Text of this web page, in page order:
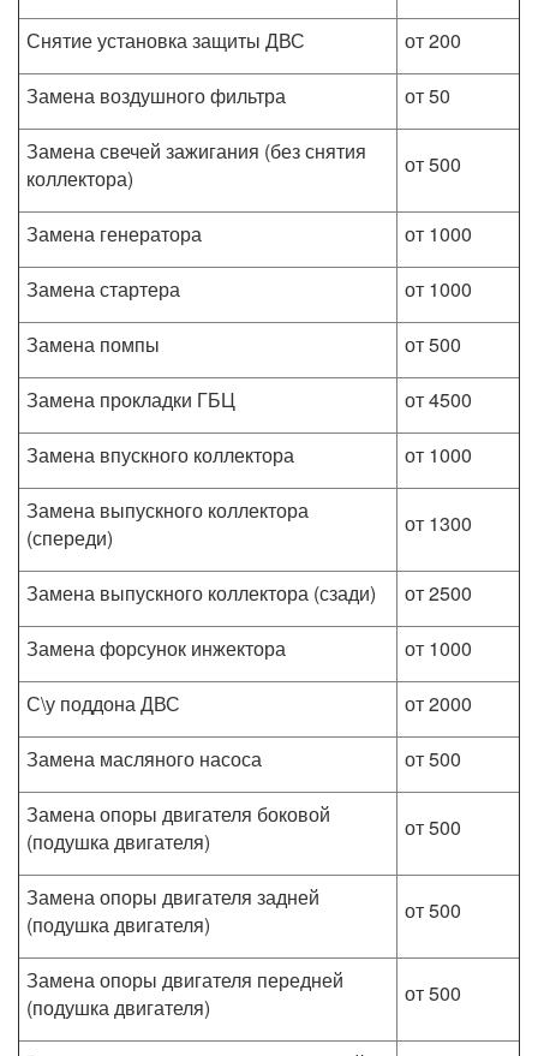
Снятие установка защиты ДВС
от 200
Замена воздушного фильтра
от 50
Замена свечей зажигания (без снятия
коллектора)
от 500
Замена генератора
от 1000
Замена стартера
от 1000
Замена помпы
от 500
Замена прокладки ГБЦ
от 4500
Замена впускного коллектора
от 1000
Замена выпускного коллектора
(спереди)
от 1300
Замена выпускного коллектора (сзади)
от 2500
Замена форсунок инжектора
от 1000
С\у поддона ДВС
от 2000
Замена масляного насоса
от 500
Замена опоры двигателя боковой
(подушка двигателя)
от 500
Замена опоры двигателя задней
(подушка двигателя)
от 500
Замена опоры двигателя передней
(подушка двигателя)
от 500